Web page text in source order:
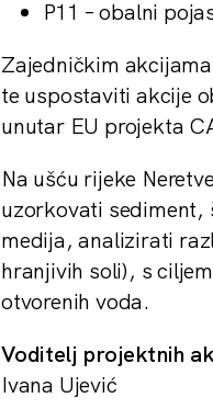
P11 – obalni
Zajedničkim
te uspostaviti akcije
unutar EU projekta
Na ušću rijeke
uzorkovati sediment,
medija, analizirati
hranjivih soli), s
otvorenih voda.
Voditelj projektnih
Ivana Ujević